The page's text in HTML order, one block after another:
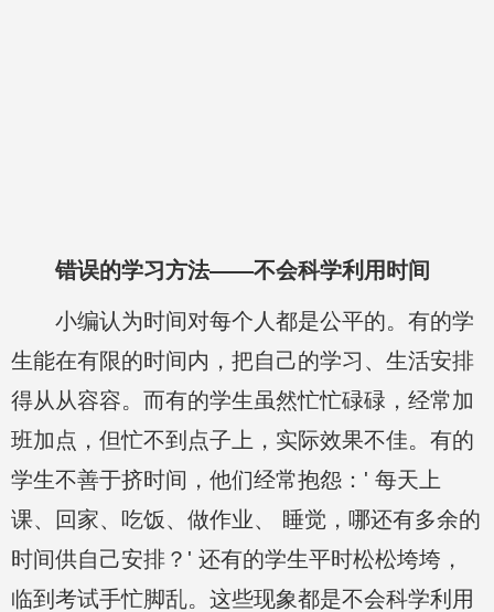
错误的学习方法——不会科学利用时间
小编认为时间对每个人都是公平的。有的学
生能在有限的时间内，把自己的学习、生活安排
得从从容容。而有的学生虽然忙忙碌碌，经常加
班加点，但忙不到点子上，实际效果不佳。有的
学生不善于挤时间，他们经常抱怨：' 每天上
课、回家、吃饭、做作业、 睡觉，哪还有多余的
时间供自己安排？' 还有的学生平时松松垮垮，
临到考试手忙脚乱。这些现象都是不会科学利用